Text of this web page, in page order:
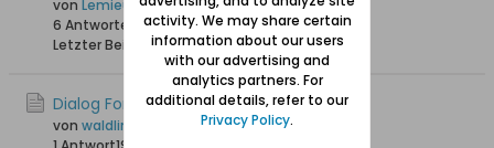
von Lemieux
6 Antworten
35.148 Hits0 Likes
Letzter Beitrag30.06.2022, 12:47
Dialog Forum
von waldling +6.8.2023
activity. We may share certain
information about our users
with our advertising and
analytics partners. For
additional details, refer to our
Privacy Policy.